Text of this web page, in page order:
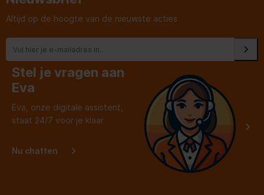
Altijd op de hoogte van de nieuwste acties
Stel je vragen aan
Eva
Eva, onze digitale assistent,
staat 24/7 voor je klaar
Nu chatten